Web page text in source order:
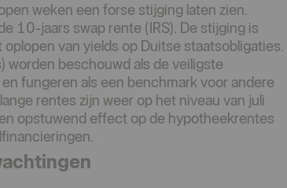
weken een forse stijging laten zien.
10-jaars swap rente (IRS). De stijging is
van yields op Duitse staatsobligaties.
worden beschouwd als de veiligste
fungeren als een benchmark voor andere
rentes zijn weer op het niveau van juli
opstuwend effect op de hypotheekrentes